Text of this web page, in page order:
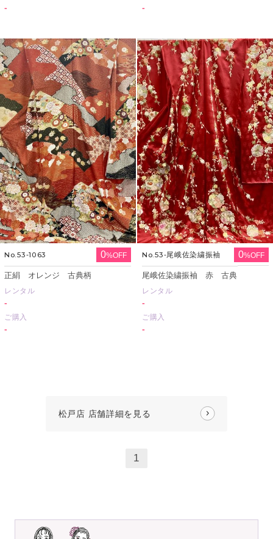
- -
No.53‐1063 0%OFF
正絹 オレンジ 古典柄
レンタル
-
ご購入
-
No.53‐尾峨佐染繍振袖 0%OFF
尾峨佐染繍振袖 赤 古典
レンタル
-
ご購入
-
松戸店 店舗詳細を見る
1